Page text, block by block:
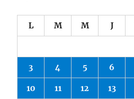
L M M J
3 4 5 6
10 11 12 13